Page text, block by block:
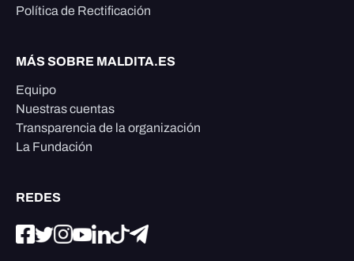
Política de Rectificación
MÁS SOBRE MALDITA.ES
Equipo
Nuestras cuentas
Transparencia de la organización
La Fundación
REDES